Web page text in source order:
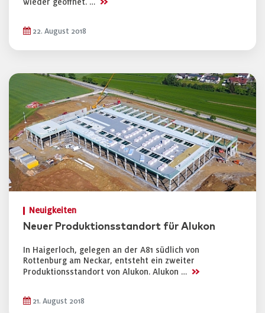
wieder geöffnet. …
22. August 2018
Neuigkeiten
Neuer Produktionsstandort für Alukon
In Haigerloch, gelegen an der A81 südlich von
Rottenburg am Neckar, entsteht ein zweiter
Produktionsstandort von Alukon. Alukon … >>
21. August 2018